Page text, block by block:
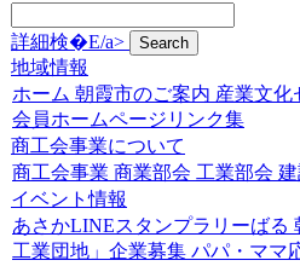
詳細検�E/a>
地域情報
ホーム 朝霞市のご案内 産業文化
会員ホームページリンク集
商工会事業について
商工会事業 商業部会 工業部会
イベント情報
あさかLINEスタンプラリーばる
工業団地」企業募集 パパ・ママ